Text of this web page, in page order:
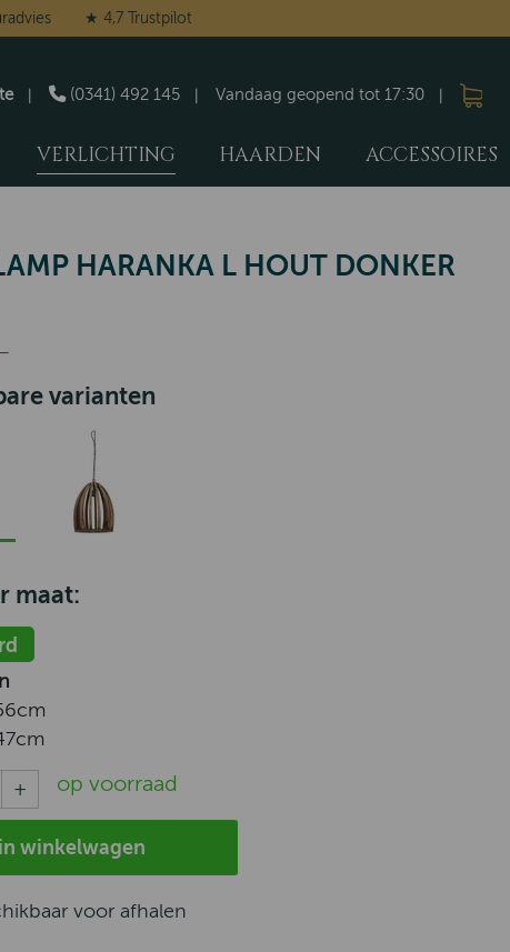
★ 4,7 Trustpilot
Vandaag geopend tot 17:30
(0341) 492 145
VERLICHTING HAARDEN ACCESSOIRES
HARANKA L HOUT DONKER
varianten
maat:
op voorraad
in winkelwagen
voor afhalen